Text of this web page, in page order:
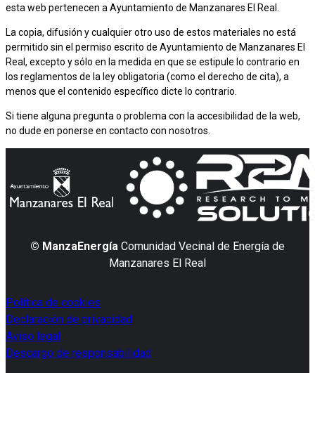
esta web pertenecen a Ayuntamiento de Manzanares El Real.
La copia, difusión y cualquier otro uso de estos materiales no está
permitido sin el permiso escrito de Ayuntamiento de Manzanares El
Real, excepto y sólo en la medida en que se estipule lo contrario en
los reglamentos de la ley obligatoria (como el derecho de cita), a
menos que el contenido específico dicte lo contrario.
Si tiene alguna pregunta o problema con la accesibilidad de la web,
no dude en ponerse en contacto con nosotros.
© ManzaEnergía Comunidad Vecinal de Energía de
Manzanares El Real
Política de cookies
Declaración de privacidad
Aviso legal
Descargo de responsabilidad